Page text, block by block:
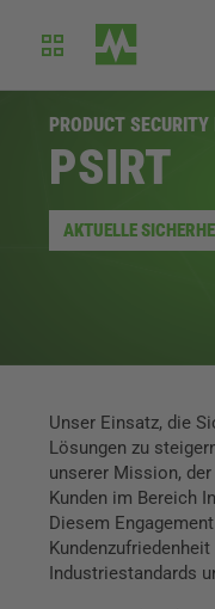
PRODUCT
PSIRT
AKTUELLE
Unser Einsatz, die
Lösungen zu
unserer Mission,
Kunden im Bereich
Diesem
Industriestandards